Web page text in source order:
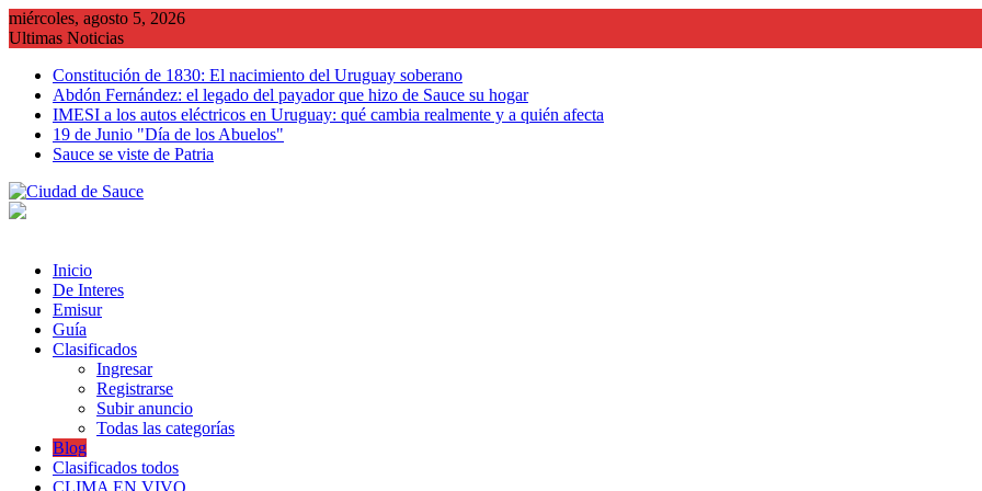
Saltar
al
miércoles, agosto 5, 2026
Ultimas Noticias
Constitución de 1830: El nacimiento del Uruguay soberano
Abdón Fernández: el legado del payador que hizo de Sauce su hogar
IMESI a los autos eléctricos en Uruguay: qué cambia realmente y a quién afecta
19 de Junio "Día de los Abuelos"
Sauce se viste de Patria
Inicio
De Interes
Emisur
Guía
Clasificados
Ingresar
Registrarse
Subir anuncio
Todas las categorías
Blog
Clasificados todos
CLIMA EN VIVO